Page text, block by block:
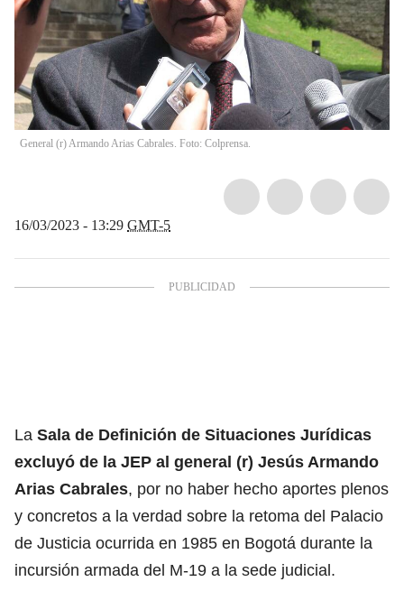
General (r) Armando Arias Cabrales. Foto: Colprensa.
16/03/2023 - 13:29 GMT-5
La Sala de Definición de Situaciones Jurídicas
excluyó de la JEP al general (r) Jesús Armando
Arias Cabrales, por no haber hecho aportes plenos
y concretos a la verdad sobre la retoma del Palacio
de Justicia ocurrida en 1985 en Bogotá durante la
incursión armada del M-19 a la sede judicial.